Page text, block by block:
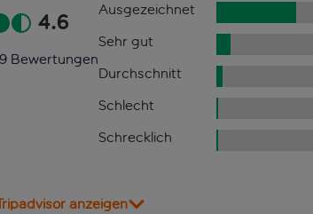
4.6
Bewertungen
Ausgezeichnet
Sehr gut
Durchschnitt
Schlecht
Schrecklich
anzeigen